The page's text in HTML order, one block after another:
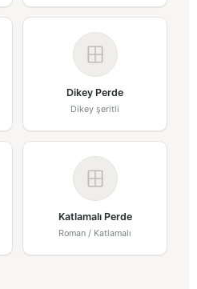
Dikey Perde
Dikey şeritli
Katlamalı Perde
Roman / Katlamalı